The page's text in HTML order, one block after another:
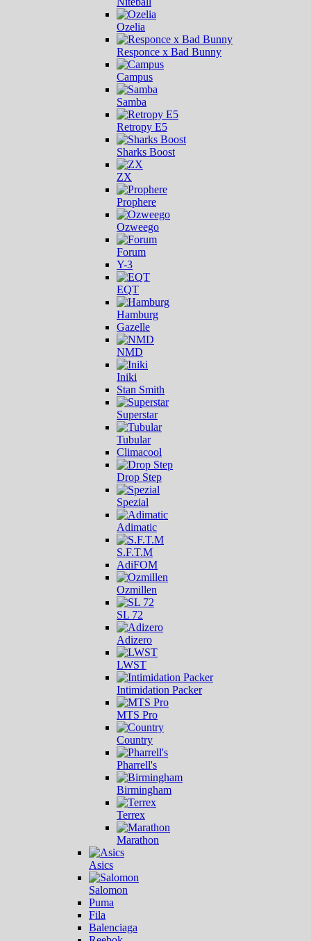
Ozelia
Responce x Bad Bunny
Campus
Samba
Retropy E5
Sharks Boost
ZX
Prophere
Ozweego
Forum
Y-3
EQT
Hamburg
Gazelle
NMD
Iniki
Stan Smith
Superstar
Tubular
Climacool
Drop Step
Spezial
Adimatic
S.F.T.M
AdiFOM
Ozmillen
SL 72
Adizero
LWST
Intimidation Packer
MTS Pro
Country
Pharrell's
Birmingham
Terrex
Marathon
Asics
Salomon
Puma
Fila
Balenciaga